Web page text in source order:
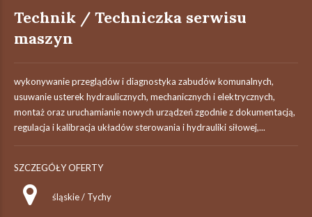
Technik / Techniczka serwisu
maszyn
wykonywanie przeglądów i diagnostyka zabudów komunalnych,
usuwanie usterek hydraulicznych, mechanicznych i elektrycznych,
montaż oraz uruchamianie nowych urządzeń zgodnie z dokumentacją,
regulacja i kalibracja układów sterowania i hydrauliki siłowej,...
SZCZEGÓŁY OFERTY
śląskie / Tychy